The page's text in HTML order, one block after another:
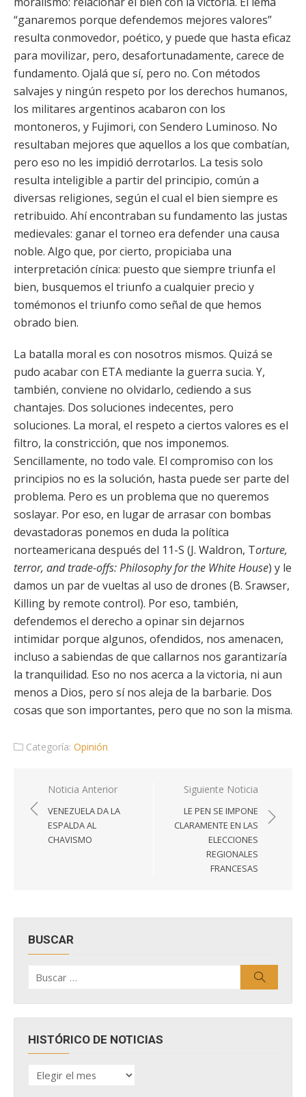
“ganaremos porque defendemos mejores valores”
resulta conmovedor, poético, y puede que hasta eficaz
para movilizar, pero, desafortunadamente, carece de
fundamento. Ojalá que sí, pero no. Con métodos
salvajes y ningún respeto por los derechos humanos,
los militares argentinos acabaron con los
montoneros, y Fujimori, con Sendero Luminoso. No
resultaban mejores que aquellos a los que combatían,
pero eso no les impidió derrotarlos. La tesis solo
resulta inteligible a partir del principio, común a
diversas religiones, según el cual el bien siempre es
retribuido. Ahí encontraban su fundamento las justas
medievales: ganar el torneo era defender una causa
noble. Algo que, por cierto, propiciaba una
interpretación cínica: puesto que siempre triunfa el
bien, busquemos el triunfo a cualquier precio y
tomémonos el triunfo como señal de que hemos
obrado bien.
La batalla moral es con nosotros mismos. Quizá se
pudo acabar con ETA mediante la guerra sucia. Y,
también, conviene no olvidarlo, cediendo a sus
chantajes. Dos soluciones indecentes, pero
soluciones. La moral, el respeto a ciertos valores es el
filtro, la constricción, que nos imponemos.
Sencillamente, no todo vale. El compromiso con los
principios no es la solución, hasta puede ser parte del
problema. Pero es un problema que no queremos
soslayar. Por eso, en lugar de arrasar con bombas
devastadoras ponemos en duda la política
norteamericana después del 11-S (J. Waldron, Torture,
terror, and trade-offs: Philosophy for the White House) y le
damos un par de vueltas al uso de drones (B. Srawser,
Killing by remote control). Por eso, también,
defendemos el derecho a opinar sin dejarnos
intimidar porque algunos, ofendidos, nos amenacen,
incluso a sabiendas de que callarnos nos garantizaría
la tranquilidad. Eso no nos acerca a la victoria, ni aun
menos a Dios, pero sí nos aleja de la barbarie. Dos
cosas que son importantes, pero que no son la misma.
Categoría: Opinión
Navegación
de
entradas
Noticia Anterior
VENEZUELA DA LA
ESPALDA AL
CHAVISMO
Siguiente Noticia
LE PEN SE IMPONE
CLARAMENTE EN LAS
ELECCIONES
REGIONALES
FRANCESAS
BUSCAR
por:
HISTÓRICO DE NOTICIAS
HISTÓRICO
DE